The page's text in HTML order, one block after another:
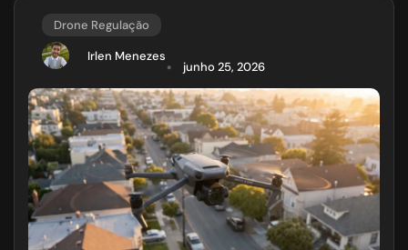
Drone Regulação
Irlen Menezes
junho 25, 2026